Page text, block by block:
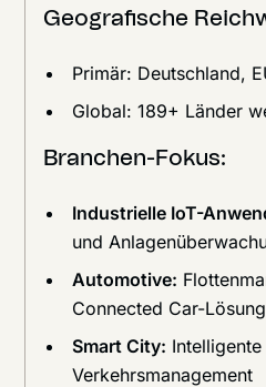
Geografische
Primär: Deutschland,
Global: 189+ Länder
Branchen-Fokus:
Industrielle IoT-
und
Automotive:
Connected Car-
Smart City:
Verkehrsmanagement